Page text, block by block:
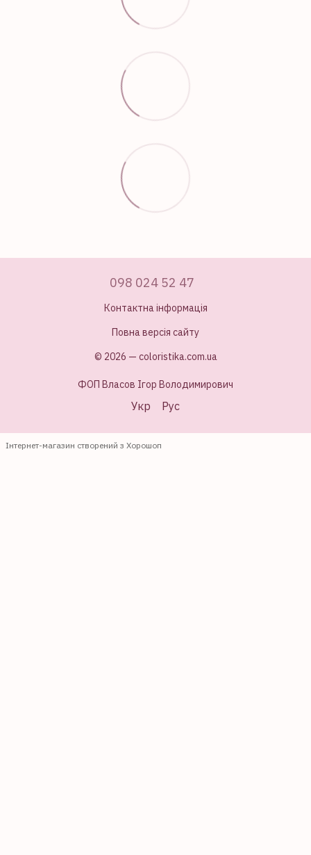
098 024 52 47
Контактна інформація
Повна версія сайту
© 2026 — coloristika.com.ua
ФОП Власов Ігор Володимирович
Укр Рус
Інтернет-магазин створений з Хорошоп